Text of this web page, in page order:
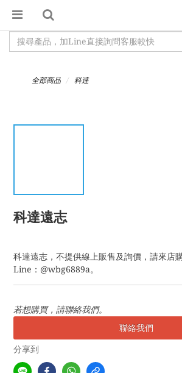
全部商品 科達
科達遠志
科達遠志，不提供線上販售及詢價，請來店
Line：@wbg6889a。
若想購買，請聯絡我們。
聯絡我們
分享到